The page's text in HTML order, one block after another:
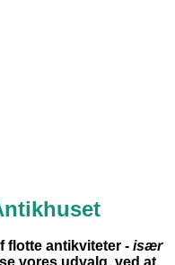
flotte antikviteter - især